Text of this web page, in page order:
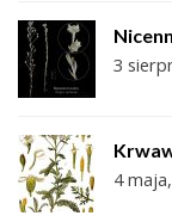
3
4